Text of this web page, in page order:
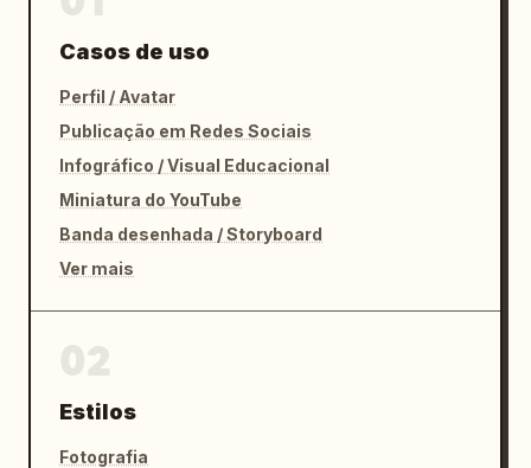
Casos de uso
Perfil / Avatar
Publicação em Redes Sociais
Infográfico / Visual Educacional
Miniatura do YouTube
Banda desenhada / Storyboard
Ver mais
Estilos
Fotografia